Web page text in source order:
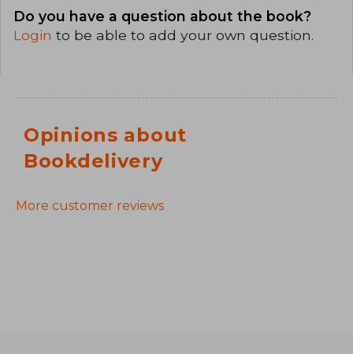
Do you have a question about the book?
Login to be able to add your own question.
Opinions about
Bookdelivery
More customer reviews